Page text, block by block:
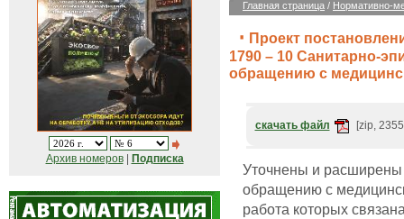
Архив номеров| Подписка
Главная страница / Нормативно-
Проект
1790 – 10 Санитарно-
обращению с
скачать файл [zip,
Уточнены и расширены
обращению с
работа которых